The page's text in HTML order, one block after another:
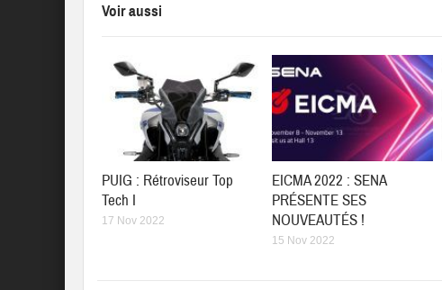
Voir aussi
PUIG : Rétroviseur Top
Tech I
17 Nov 2022
EICMA 2022 : SENA
PRÉSENTE SES
NOUVEAUTÉS !
15 Nov 2022